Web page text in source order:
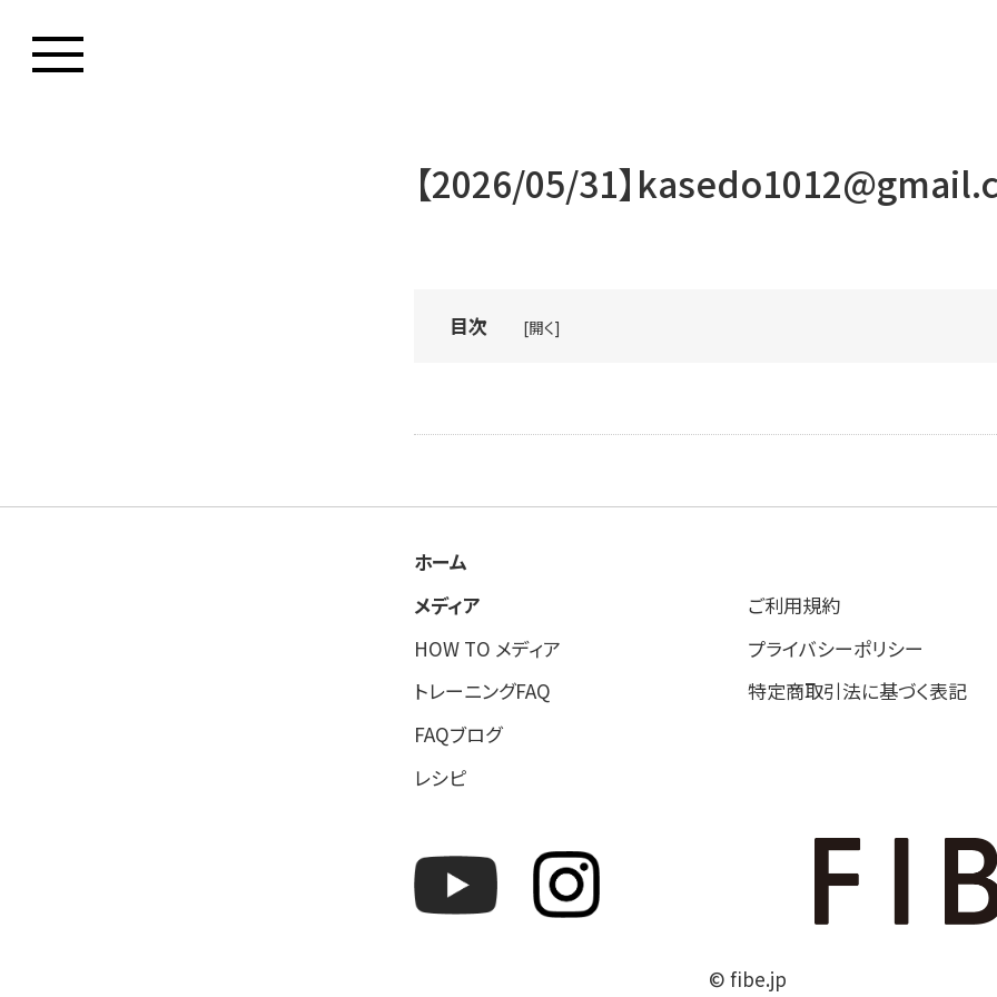
【2026/05/31】
目次 [開く]
ホーム
メディア
HOW TO メディア
トレーニングFAQ
FAQブログ
レシピ
ご利用規約
プライバシーポリシー
特定商取引法に基づく表記
© fibe.jp